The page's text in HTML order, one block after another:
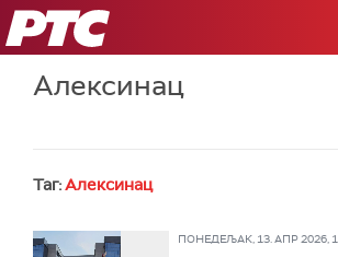
РТС
Алексинац
Таг:Алексинац
ПОНЕДЕЉАК, 13. АПР 2026,